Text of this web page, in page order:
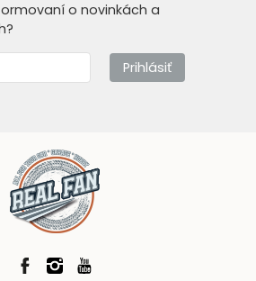
o novinkách a
Prihlásiť